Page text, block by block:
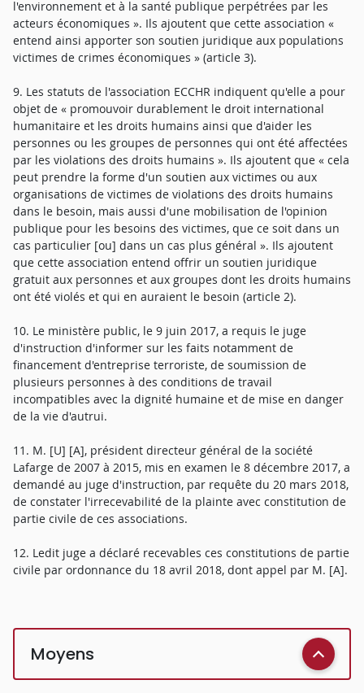
l'environnement et à la santé publique perpétrées par les
acteurs économiques ». Ils ajoutent que cette association «
entend ainsi apporter son soutien juridique aux populations
victimes de crimes économiques » (article 3).
9. Les statuts de l'association ECCHR indiquent qu'elle a pour
objet de « promouvoir durablement le droit international
humanitaire et les droits humains ainsi que d'aider les
personnes ou les groupes de personnes qui ont été affectées
par les violations des droits humains ». Ils ajoutent que « cela
peut prendre la forme d'un soutien aux victimes ou aux
organisations de victimes de violations des droits humains
dans le besoin, mais aussi d'une mobilisation de l'opinion
publique pour les besoins des victimes, que ce soit dans un
cas particulier [ou] dans un cas plus général ». Ils ajoutent
que cette association entend offrir un soutien juridique
gratuit aux personnes et aux groupes dont les droits humains
ont été violés et qui en auraient le besoin (article 2).
10. Le ministère public, le 9 juin 2017, a requis le juge
d'instruction d'informer sur les faits notamment de
financement d'entreprise terroriste, de soumission de
plusieurs personnes à des conditions de travail
incompatibles avec la dignité humaine et de mise en danger
de la vie d'autrui.
11. M. [U] [A], président directeur général de la société
Lafarge de 2007 à 2015, mis en examen le 8 décembre 2017, a
demandé au juge d'instruction, par requête du 20 mars 2018,
de constater l'irrecevabilité de la plainte avec constitution de
partie civile de ces associations.
12. Ledit juge a déclaré recevables ces constitutions de partie
civile par ordonnance du 18 avril 2018, dont appel par M. [A].
Moyens